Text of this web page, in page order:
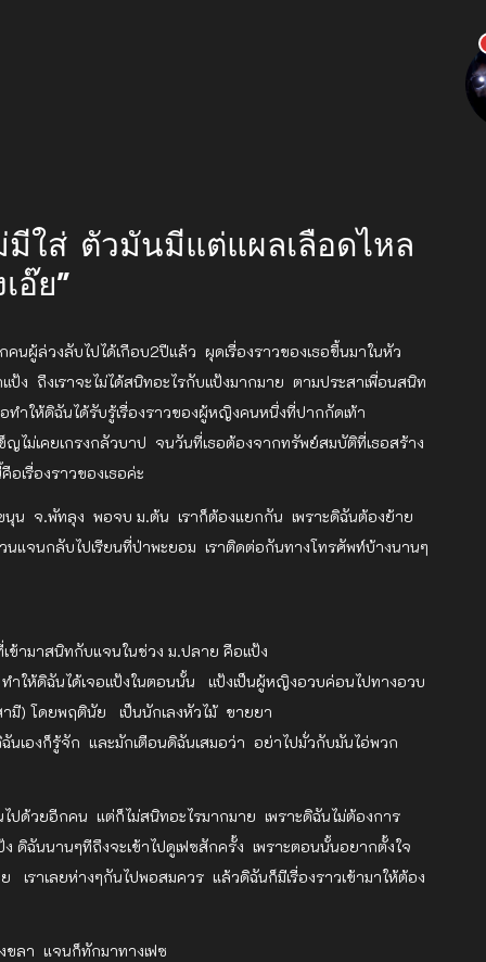
มีใส่ ตัวมันมีแต่แผลเลือดไหล
อ๊ย”
ผู้ล่วงลับไปได้เกือบ2ปีแล้ว ผุดเรื่องราวของเธอขึ้นมาในหัว
ถึงเราจะไม่ได้สนิทอะไรกับแป้งมากมาย ตามประสาเพื่อนสนิท
ำให้ดิฉันได้รับรู้เรื่องราวของผู้หญิงคนหนึ่งที่ปากกัดเท้า
ม่เคยเกรงกลัวบาป จนวันที่เธอต้องจากทรัพย์สมบัติที่เธอสร้าง
เรื่องราวของเธอค่ะ
น จ.พัทลุง พอจบ ม.ต้น เราก็ต้องแยกกัน เพราะดิฉันต้องย้าย
นแจนกลับไปเรียนที่ป่าพะยอม เราติดต่อกันทางโทรศัพท์บ้างนานๆ
ข้ามาสนิทกับแจนในช่วง ม.ปลาย คือแป้ง
ำให้ดิฉันได้เจอแป้งในตอนนั้น แป้งเป็นผู้หญิงอวบค่อนไปทางอวบ
มี) โดยพฤตินัย เป็นนักเลงหัวไม้ ขายยา
เองก็รู้จัก และมักเตือนดิฉันเสมอว่า อย่าไปมั่วกับมันไอ่พวก
ปด้วยอีกคน แต่ก็ไม่สนิทอะไรมากมาย เพราะดิฉันไม่ต้องการ
ดิฉันนานๆทีถึงจะเข้าไปดูเฟซสักครั้ง เพราะตอนนั้นอยากตั้งใจ
เราเลยห่างๆกันไปพอสมควร แล้วดิฉันก็มีเรื่องราวเข้ามาให้ต้อง
ลา แจนก็ทักมาทางเฟซ